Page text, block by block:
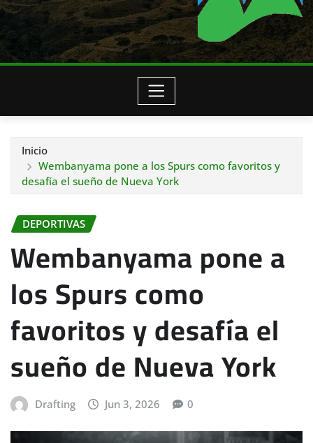
Inicio
Wembanyama pone a los Spurs como favoritos y
desafía el sueño de Nueva York
DEPORTIVAS
Wembanyama pone a
los Spurs como
favoritos y desafía el
sueño de Nueva York
Drafting Jun 3, 2026 0